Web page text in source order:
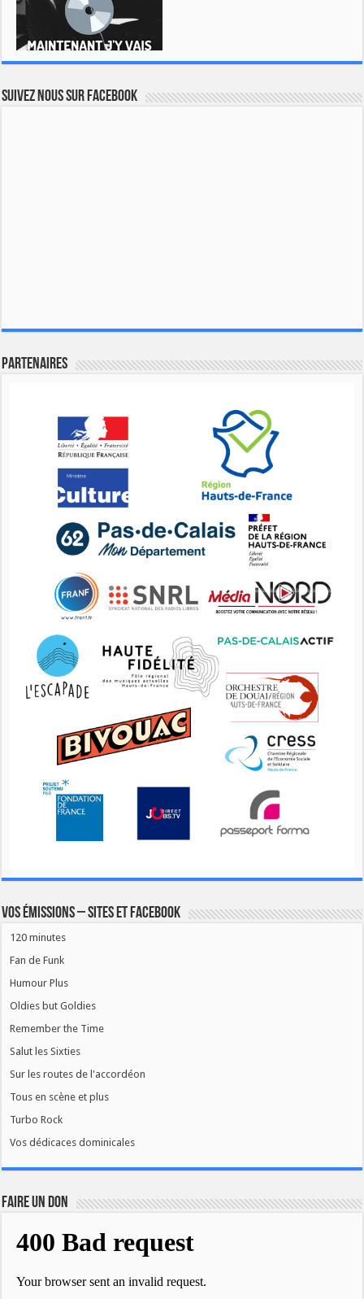
Suivez nous sur Facebook
Partenaires
Vos émissions – Sites et Facebook
120 minutes
Fan de Funk
Humour Plus
Oldies but Goldies
Remember the Time
Salut les Sixties
Sur les routes de l'accordéon
Tous en scène et plus
Turbo Rock
Vos dédicaces dominicales
FAIRE UN DON